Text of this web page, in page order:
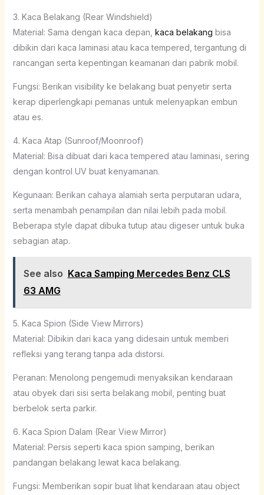
3. Kaca Belakang (Rear Windshield)
Material: Sama dengan kaca depan, kaca belakang bisa
dibikin dari kaca laminasi atau kaca tempered, tergantung di
rancangan serta kepentingan keamanan dari pabrik mobil.
Fungsi: Berikan visibility ke belakang buat penyetir serta
kerap diperlengkapi pemanas untuk melenyapkan embun
atau es.
4. Kaca Atap (Sunroof/Moonroof)
Material: Bisa dibuat dari kaca tempered atau laminasi, sering
dengan kontrol UV buat kenyamanan.
Kegunaan: Berikan cahaya alamiah serta perputaran udara,
serta menambah penampilan dan nilai lebih pada mobil.
Beberapa style dapat dibuka tutup atau digeser untuk buka
sebagian atap.
See also Kaca Samping Mercedes Benz CLS
63 AMG
5. Kaca Spion (Side View Mirrors)
Material: Dibikin dari kaca yang didesain untuk memberi
refleksi yang terang tanpa ada distorsi.
Peranan: Menolong pengemudi menyaksikan kendaraan
atau obyek dari sisi serta belakang mobil, penting buat
berbelok serta parkir.
6. Kaca Spion Dalam (Rear View Mirror)
Material: Persis seperti kaca spion samping, berikan
pandangan belakang lewat kaca belakang.
Fungsi: Memberikan sopir buat lihat kendaraan atau object